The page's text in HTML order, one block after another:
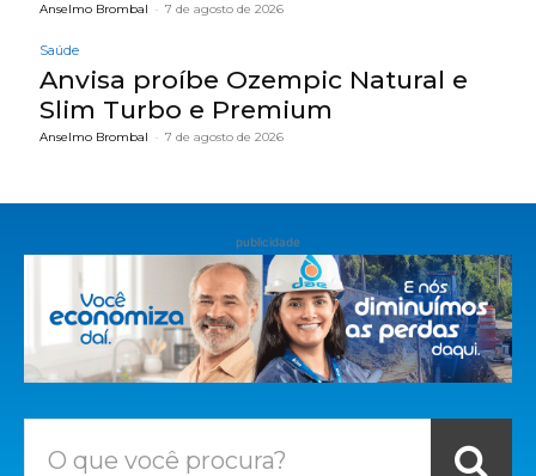
Anselmo Brombal - 7 de agosto de 2026
Saúde
Anvisa proíbe Ozempic Natural e
Slim Turbo e Premium
Anselmo Brombal - 7 de agosto de 2026
publicidade
O que você procura?